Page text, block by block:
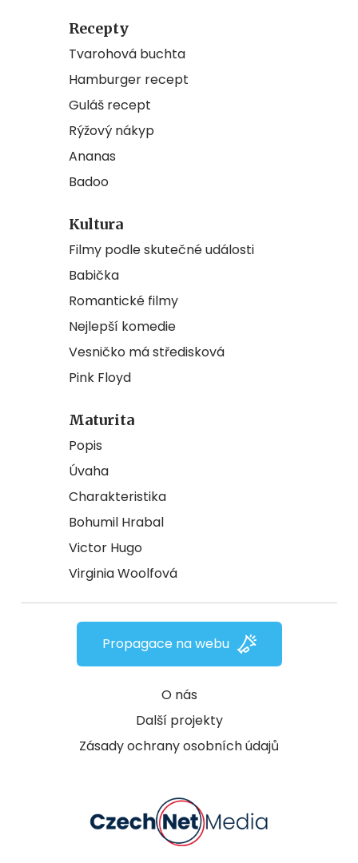
Recepty
Tvarohová buchta
Hamburger recept
Guláš recept
Rýžový nákyp
Ananas
Badoo
Kultura
Filmy podle skutečné události
Babička
Romantické filmy
Nejlepší komedie
Vesničko má středisková
Pink Floyd
Maturita
Popis
Úvaha
Charakteristika
Bohumil Hrabal
Victor Hugo
Virginia Woolfová
O nás
Další projekty
Zásady ochrany osobních údajů
Propagace na webu